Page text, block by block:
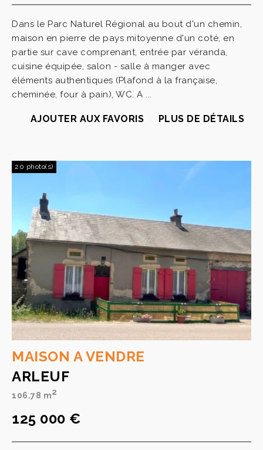
Dans le Parc Naturel Régional au bout d'un chemin,
maison en pierre de pays mitoyenne d'un coté, en
partie sur cave comprenant, entrée par véranda,
cuisine équipée, salon - salle à manger avec
éléments authentiques (Plafond à la française,
cheminée, four à pain), WC. A ...
AJOUTER AUX FAVORIS PLUS DE DÉTAILS
20 photo(s)
MAISON A VENDRE
ARLEUF
106.78 m2
125 000 €